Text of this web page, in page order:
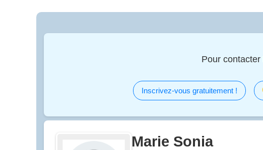
Pour contacter
Inscrivez-vous gratuitement !
Marie Sonia